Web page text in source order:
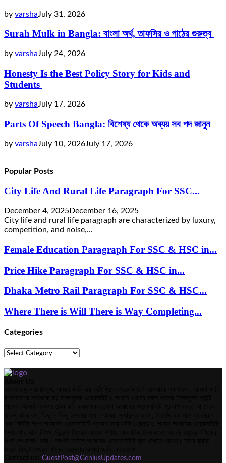
by varshaJuly 31, 2026
Surah Mulk in Bangla: বাংলা অর্থ, তাফসির ও পাঠের গুরুত্ব
by varshaJuly 24, 2026
Honesty Is the Best Policy Story for Kids and
Students
by varshaJuly 17, 2026
Parts Of Speech Bangla: বিশেষ্য থেকে অব্যয় সব পদ জানুন
by varshaJuly 10, 2026July 17, 2026
Popular Posts
City Life And Rural Life Paragraph For SSC...
December 4, 2025December 16, 2025
City life and rural life paragraph are characterized by luxury,
competition, and noise,...
Female Education Paragraph For SSC & HSC in...
Price Hike Paragraph For SSC & HSC in...
Dhaka Metro Rail Paragraph For SSC & HSC...
Where There is Will There is Way Completing...
Categories
Categories
GuestPost@GeniusUpdates.com